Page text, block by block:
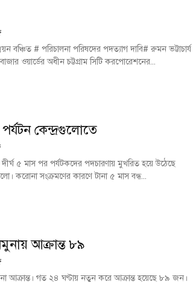
বঞ্চিত # পরিচালনা পরিষদের পদত্যাগ দাবি# রুমন ভট্টাচার্য
ওয়ার্ডের অধীন চট্টগ্রাম সিটি করপোরেশনের...
কেন্দ্রগুলোতে
দীর্ঘ ৫ মাস পর পর্যটকদের পদচারণায় মুখরিত হয়ে উঠেছে
করোনা সংক্রমণের কারণে টানা ৫ মাস বন্ধ...
আক্রান্ত ৮৯
আক্রান্ত। গত ২৪ ঘণ্টায় নতুন করে আক্রান্ত হয়েছে ৮৯ জন।